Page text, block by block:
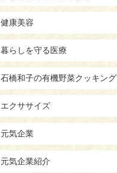
健康美容
暮らしを守る医療
石橋和子の有機野菜クッキング
エクササイズ
元気企業
元気企業紹介